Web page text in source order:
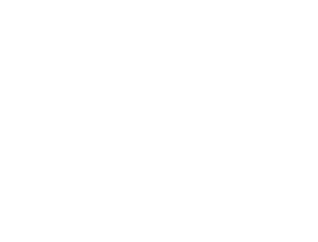
an einem
ist die MFA
Authentication, auch
genannt)
erfordert neben dem
und Passwort einen
wodurch die